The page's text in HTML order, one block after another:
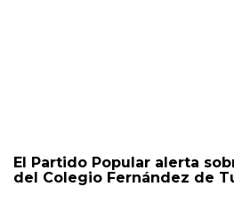
El Partido Popular alerta
del Colegio Fernández de